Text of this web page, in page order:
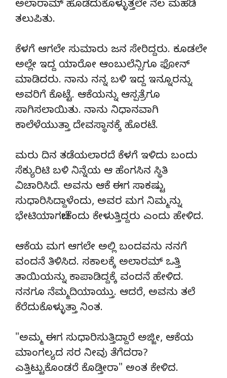
ಅಲಾರಾಮ್ ಹೊಡೆದುಕೊಳ್ಳುತ್ತಲೇ ನೆಲ ಮಹಡಿ
ತಲುಪಿತು.
ಕೆಳಗೆ ಆಗಲೇ ಸುಮಾರು ಜನ ಸೇರಿದ್ದರು. ಕೂಡಲೇ
ಅಲ್ಲೇ ಇದ್ದ ಯಾರೋ ಆಂಬುಲೆನ್ಸಿಗೂ ಫೋನ್
ಮಾಡಿದರು. ನಾನು ನನ್ನ ಬಳಿ ಇದ್ದ ಇನ್ನೂರನ್ನು
ಅವರಿಗೆ ಕೊಟ್ಟೆ. ಆಕೆಯನ್ನು ಆಸ್ಪತ್ರೆಗೂ
ಸಾಗಿಸಲಾಯಿತು. ನಾನು ನಿಧಾನವಾಗಿ
ಕಾಲೆಳೆಯುತ್ತಾ ದೇವಸ್ಥಾನಕ್ಕೆ ಹೊರಟೆ.
ಮರು ದಿನ ತಡೆಯಲಾರದೆ ಕೆಳಗೆ ಇಳಿದು ಬಂದು
ಸೆಕ್ಯುರಿಟಿ ಬಳಿ ನಿನ್ನೆಯ ಆ ಹೆಂಗಸಿನ ಸ್ಥಿತಿ
ವಿಚಾರಿಸಿದೆ. ಅವನು ಆಕೆ ಈಗ ಸಾಕಷ್ಟು
ಸುಧಾರಿಸಿದ್ದಾಳೆಂದು, ಅವರ ಮಗ ನಿಮ್ಮನ್ನು
ಭೇಟಿಯಾಗಬೇಕೆಂದು ಕೇಳುತ್ತಿದ್ದರು ಎಂದು ಹೇಳಿದ.
ಆಕೆಯ ಮಗ ಆಗಲೇ ಅಲ್ಲಿ ಬಂದವನು ನನಗೆ
ವಂದನೆ ತಿಳಿಸಿದ. ಸಕಾಲಕ್ಕೆ ಅಲಾರಮ್ ಒತ್ತಿ
ತಾಯಿಯನ್ನು ಕಾಪಾಡಿದ್ದಕ್ಕೆ ವಂದನೆ ಹೇಳಿದ.
ನನಗೂ ನೆಮ್ಮದಿಯಾಯ್ತು. ಆದರೆ, ಅವನು ತಲೆ
ಕೆರೆದುಕೊಳ್ಳುತ್ತಾ ನಿಂತ.
"ಅಮ್ಮ ಈಗ ಸುಧಾರಿಸುತ್ತಿದ್ದಾರೆ ಅಜ್ಜೀ, ಆಕೆಯ
ಮಾಂಗಲ್ಯದ ಸರ ನೀವು ತೆಗೆದರಾ?
ಎತ್ತಿಟ್ಟುಕೊಂಡರೆ ಕೊಡ್ತೀರಾ" ಅಂತ ಕೇಳಿದ.